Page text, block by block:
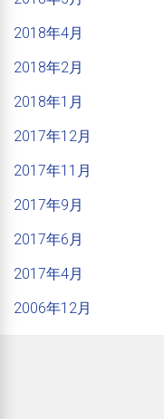
2018年4月
2018年2月
2018年1月
2017年12月
2017年11月
2017年9月
2017年6月
2017年4月
2006年12月